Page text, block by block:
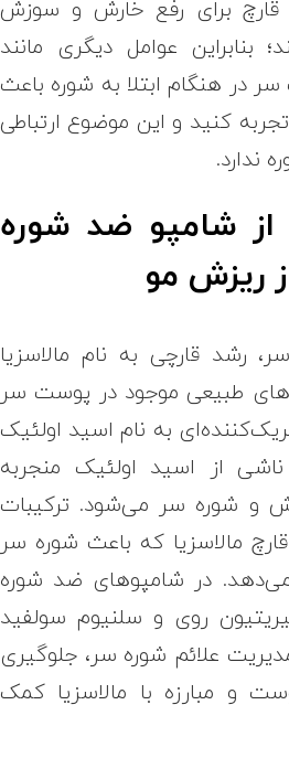
برای رفع خارش و سوزش
عوامل دیگری مانند
در هنگام ابتلا به شوره باعث
کنید و این موضوع ارتباطی
ندارد.
از شامپو ضد شوره
ریزش مو
رشد قارچی به نام مالاسزیا
طبیعی موجود در پوست سر
به نام اسید اولئیک
از اسید اولئیک منجر‌به
و شوره سر می‌شود. ترکیبات
مالاسزیا که باعث شوره سر
در شامپوهای ضد شوره
روی و سلنیوم سولفید
علائم شوره سر، جلوگیری
و مبارزه با مالاسزیا کمک